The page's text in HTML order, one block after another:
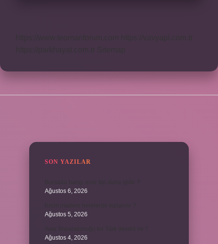
SON YAZILAR
Ağustos 6, 2026
Ağustos 5, 2026
Ağustos 4, 2026